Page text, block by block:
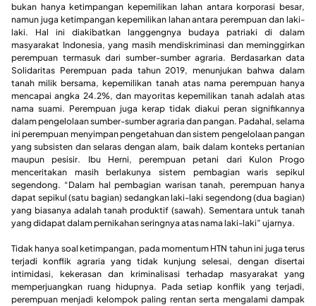
bukan hanya ketimpangan kepemilikan lahan antara korporasi besar,
namun juga ketimpangan kepemilikan lahan antara perempuan dan laki-
laki. Hal ini diakibatkan langgengnya budaya patriaki di dalam
masyarakat Indonesia, yang masih mendiskriminasi dan meminggirkan
perempuan termasuk dari sumber-sumber agraria. Berdasarkan data
Solidaritas Perempuan pada tahun 2019, menunjukan bahwa dalam
tanah milik bersama, kepemilikan tanah atas nama perempuan hanya
mencapai angka 24.2%, dan mayoritas kepemilikan tanah adalah atas
nama suami. Perempuan juga kerap tidak diakui peran signifikannya
dalam pengelolaan sumber-sumber agraria dan pangan. Padahal, selama
ini perempuan menyimpan pengetahuan dan sistem pengelolaan pangan
yang subsisten dan selaras dengan alam, baik dalam konteks pertanian
maupun pesisir. Ibu Herni, perempuan petani dari Kulon Progo
menceritakan masih berlakunya sistem pembagian waris sepikul
segendong. “Dalam hal pembagian warisan tanah, perempuan hanya
dapat sepikul (satu bagian) sedangkan laki-laki segendong (dua bagian)
yang biasanya adalah tanah produktif (sawah). Sementara untuk tanah
yang didapat dalam pernikahan seringnya atas nama laki-laki” ujarnya.
Tidak hanya soal ketimpangan, pada momentum HTN tahun ini juga terus
terjadi konflik agraria yang tidak kunjung selesai, dengan disertai
intimidasi, kekerasan dan kriminalisasi terhadap masyarakat yang
memperjuangkan ruang hidupnya. Pada setiap konflik yang terjadi,
perempuan menjadi kelompok paling rentan serta mengalami dampak